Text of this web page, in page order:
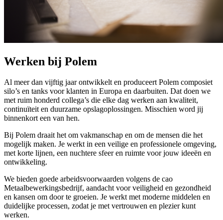
Werken bij Polem
Al meer dan vijftig jaar ontwikkelt en produceert Polem composiet
silo’s en tanks voor klanten in Europa en daarbuiten. Dat doen we
met ruim honderd collega’s die elke dag werken aan kwaliteit,
continuïteit en duurzame opslagoplossingen. Misschien word jij
binnenkort een van hen.
Bij Polem draait het om vakmanschap en om de mensen die het
mogelijk maken. Je werkt in een veilige en professionele omgeving,
met korte lijnen, een nuchtere sfeer en ruimte voor jouw ideeën en
ontwikkeling.
We bieden goede arbeidsvoorwaarden volgens de cao
Metaalbewerkingsbedrijf, aandacht voor veiligheid en gezondheid
en kansen om door te groeien. Je werkt met moderne middelen en
duidelijke processen, zodat je met vertrouwen en plezier kunt
werken.